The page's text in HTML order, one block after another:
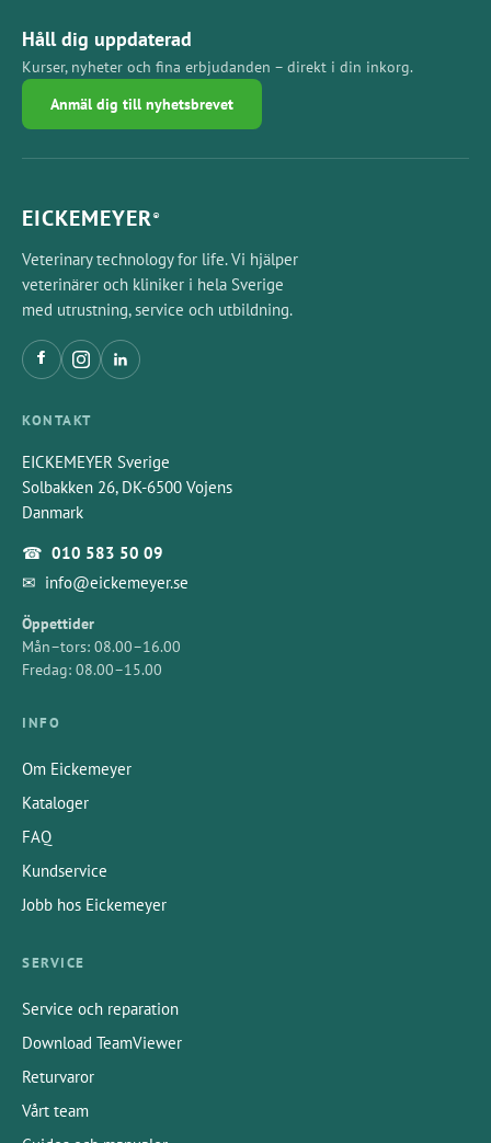
Håll dig uppdaterad
Kurser, nyheter och fina erbjudanden – direkt i din inkorg.
Anmäl dig till nyhetsbrevet
EICKEMEYER®
Veterinary technology for life. Vi hjälper
veterinärer och kliniker i hela Sverige
med utrustning, service och utbildning.
KONTAKT
EICKEMEYER Sverige
Solbakken 26, DK-6500 Vojens
Danmark
☎ 010 583 50 09
✉ info@eickemeyer.se
Öppettider
Mån–tors: 08.00–16.00
Fredag: 08.00–15.00
INFO
Om Eickemeyer
Kataloger
FAQ
Kundservice
Jobb hos Eickemeyer
SERVICE
Service och reparation
Download TeamViewer
Returvaror
Vårt team